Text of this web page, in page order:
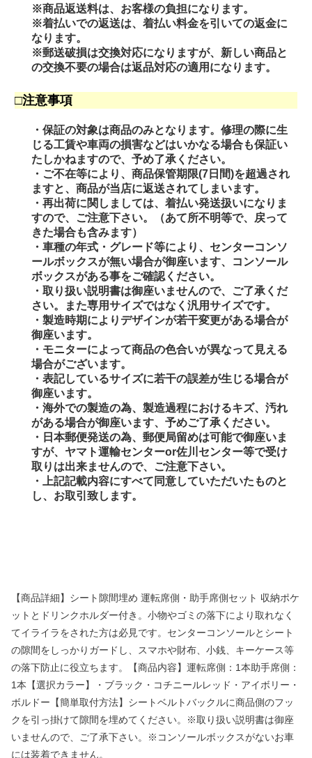
※商品返送料は、お客様の負担になります。
※着払いでの返送は、着払い料金を引いての返金に
なります。
※郵送破損は交換対応になりますが、新しい商品と
の交換不要の場合は返品対応の適用になります。
□注意事項
・保証の対象は商品のみとなります。修理の際に生
じる工賃や車両の損害などはいかなる場合も保証い
たしかねますので、予め了承ください。
・ご不在等により、商品保管期限(7日間)を超過され
ますと、商品が当店に返送されてしまいます。
・再出荷に関しましては、着払い発送扱いになりま
すので、ご注意下さい。（あて所不明等で、戻って
きた場合も含みます）
・車種の年式・グレード等により、センターコンソ
ールボックスが無い場合が御座います、コンソール
ボックスがある事をご確認ください。
・取り扱い説明書は御座いませんので、ご了承くだ
さい。また専用サイズではなく汎用サイズです。
・製造時期によりデザインが若干変更がある場合が
御座います。
・モニターによって商品の色合いが異なって見える
場合がございます。
・表記しているサイズに若干の誤差が生じる場合が
御座います。
・海外での製造の為、製造過程におけるキズ、汚れ
がある場合が御座います、予めご了承ください。
・日本郵便発送の為、郵便局留めは可能で御座いま
すが、ヤマト運輸センターor佐川センター等で受け
取りは出来ませんので、ご注意下さい。
・上記記載内容にすべて同意していただいたものと
し、お取引致します。
【商品詳細】シート隙間埋め 運転席側・助手席側セット 収納ポケ
ットとドリンクホルダー付き。小物やゴミの落下により取れなく
てイライラをされた方は必見です。センターコンソールとシート
の隙間をしっかりガードし、スマホや財布、小銭、キーケース等
の落下防止に役立ちます。【商品内容】運転席側：1本助手席側：
1本【選択カラー】・ブラック・コチニールレッド・アイボリー・
ボルドー【簡単取付方法】シートベルトバックルに商品側のフッ
クを引っ掛けて隙間を埋めてください。※取り扱い説明書は御座
いませんので、ご了承下さい。※コンソールボックスがないお車
には装着できません。